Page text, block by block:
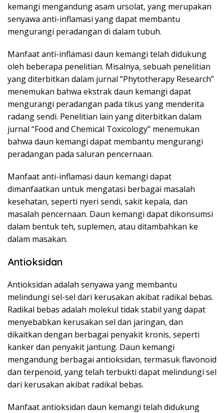
kemangi mengandung asam ursolat, yang merupakan
senyawa anti-inflamasi yang dapat membantu
mengurangi peradangan di dalam tubuh.
Manfaat anti-inflamasi daun kemangi telah didukung
oleh beberapa penelitian. Misalnya, sebuah penelitian
yang diterbitkan dalam jurnal “Phytotherapy Research”
menemukan bahwa ekstrak daun kemangi dapat
mengurangi peradangan pada tikus yang menderita
radang sendi. Penelitian lain yang diterbitkan dalam
jurnal “Food and Chemical Toxicology” menemukan
bahwa daun kemangi dapat membantu mengurangi
peradangan pada saluran pencernaan.
Manfaat anti-inflamasi daun kemangi dapat
dimanfaatkan untuk mengatasi berbagai masalah
kesehatan, seperti nyeri sendi, sakit kepala, dan
masalah pencernaan. Daun kemangi dapat dikonsumsi
dalam bentuk teh, suplemen, atau ditambahkan ke
dalam masakan.
Antioksidan
Antioksidan adalah senyawa yang membantu
melindungi sel-sel dari kerusakan akibat radikal bebas.
Radikal bebas adalah molekul tidak stabil yang dapat
menyebabkan kerusakan sel dan jaringan, dan
dikaitkan dengan berbagai penyakit kronis, seperti
kanker dan penyakit jantung. Daun kemangi
mengandung berbagai antioksidan, termasuk flavonoid
dan terpenoid, yang telah terbukti dapat melindungi sel
dari kerusakan akibat radikal bebas.
Manfaat antioksidan daun kemangi telah didukung